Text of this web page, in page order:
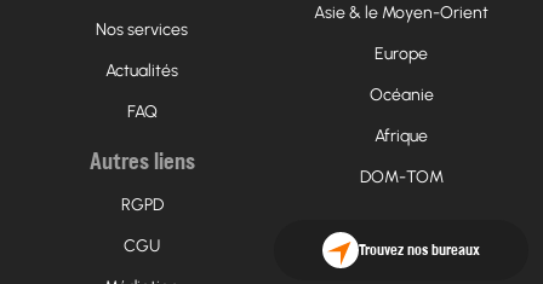
Nos services
Actualités
FAQ
Autres liens
RGPD
CGU
Asie & le Moyen-Orient
Europe
Océanie
Afrique
DOM-TOM
Trouvez nos bureaux